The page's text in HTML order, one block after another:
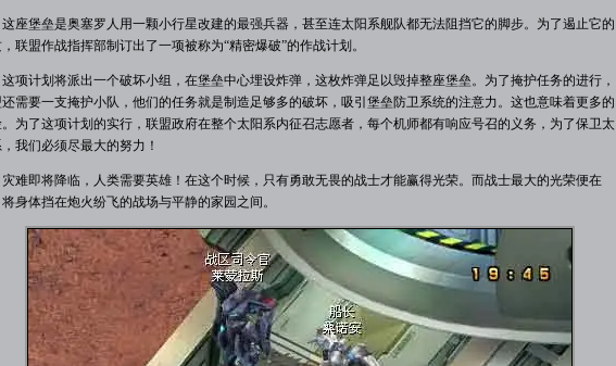
堡垒是奥塞罗人用一颗小行星改建的最强兵器，甚至连太阳系舰队都无法阻挡它的脚步。为了遏止它的
联盟作战指挥部制订出了一项被称为“精密爆破”的作战计划。
计划将派出一个破坏小组，在堡垒中心埋设炸弹，这枚炸弹足以毁掉整座堡垒。为了掩护任务的进行，
需要一支掩护小队，他们的任务就是制造足够多的破坏，吸引堡垒防卫系统的注意力。这也意味着更多的
为了这项计划的实行，联盟政府在整个太阳系内征召志愿者，每个机师都有响应号召的义务，为了保卫太
，我们必须尽最大的努力！
即将降临，人类需要英雄！在这个时候，只有勇敢无畏的战士才能赢得光荣。而战士最大的光荣便在
身体挡在炮火纷飞的战场与平静的家园之间。